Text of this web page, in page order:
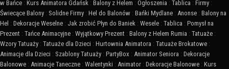
w Bańce : Kurs Animatora Gdańsk : Balony z Helem : Ogłoszenia : Tablica : Firmy :
Świecące Balony : Solidne Firmy : Hel do Balonów : Bańki Mydlane : Anonse : Balony na
Hel : Dekoracje Weselne : Jak zrobić Płyn do Baniek : Wesele : Tablica : Pomysł na
Prezent : Tańce Animacyjne : Wyjątkowy Prezent : Balony z Helem Rumia : Tatuaże :
Wzory Tatuaży : Tatuaże dla Dzieci : Hurtownia Animatora : Tatuaże Brokatowe :
Animacje dla Dzieci : Szablony Tatuaży : PartyBox : Animator Seniora : Dekoracje
Balonowe : Animacje Taneczne : Walentynki : Animator : Dekoracje Balonowe : Kurs